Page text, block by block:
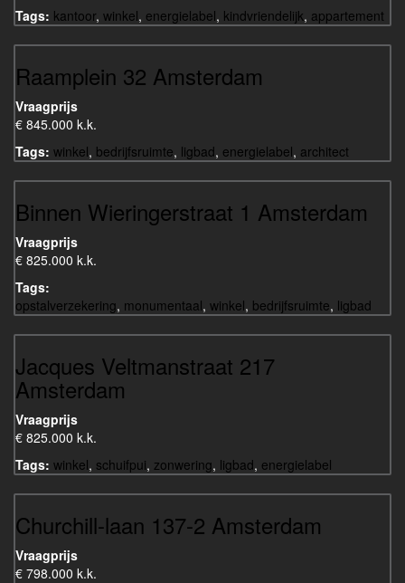
Tags: kantoor, winkel, energielabel, kindvriendelijk, appartement
Raamplein 32 Amsterdam
Vraagprijs
€ 845.000 k.k.
Tags: winkel, bedrijfsruimte, ligbad, energielabel, architect
Binnen Wieringerstraat 1 Amsterdam
Vraagprijs
€ 825.000 k.k.
Tags:
opstalverzekering, monumentaal, winkel, bedrijfsruimte, ligbad
Jacques Veltmanstraat 217
Amsterdam
Vraagprijs
€ 825.000 k.k.
Tags: winkel, schuifpui, zonwering, ligbad, energielabel
Churchill-laan 137-2 Amsterdam
Vraagprijs
€ 798.000 k.k.